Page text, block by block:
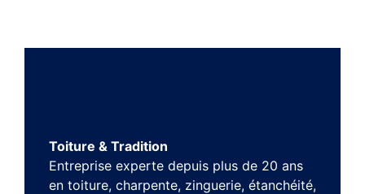
Toiture & Tradition
Entreprise experte depuis plus de 20 ans
en toiture, charpente, zinguerie, étanchéité,